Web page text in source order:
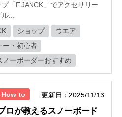
「F.JANCK」でアクセサリー
...
ショップ
ウエア
ー・初心者
ノーボーダーおすすめ
How to 更新日：2025/11/13
ロが教えるスノーボード